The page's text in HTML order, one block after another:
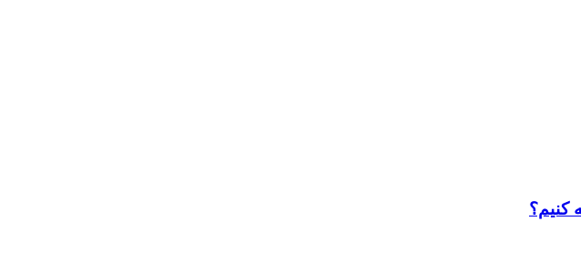
کنیم؟